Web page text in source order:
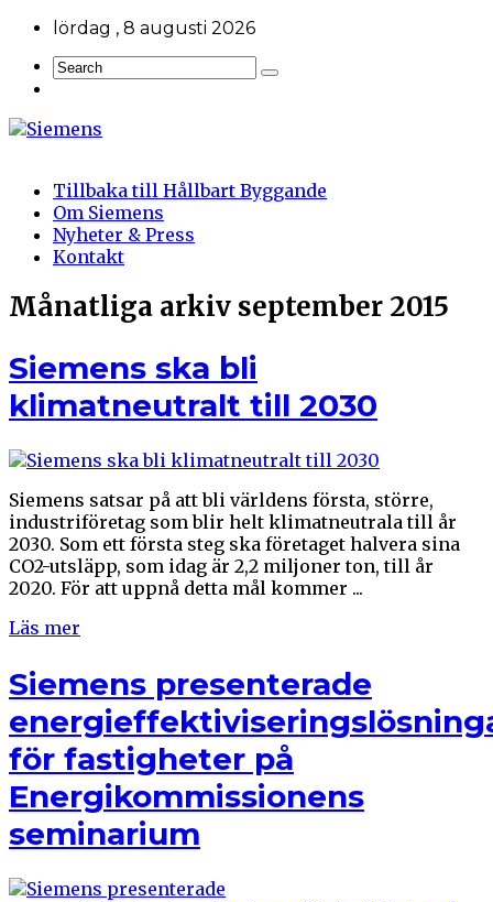
lördag , 8 augusti 2026
Tillbaka till Hållbart Byggande
Om Siemens
Nyheter & Press
Kontakt
Månatliga arkiv september 2015
Siemens ska bli
klimatneutralt till 2030
Siemens satsar på att bli världens första, större,
industriföretag som blir helt klimatneutrala till år
2030. Som ett första steg ska företaget halvera sina
CO2-utsläpp, som idag är 2,2 miljoner ton, till år
2020. För att uppnå detta mål kommer ...
Läs mer
Siemens presenterade
för fastigheter på
Energikommissionens
seminarium